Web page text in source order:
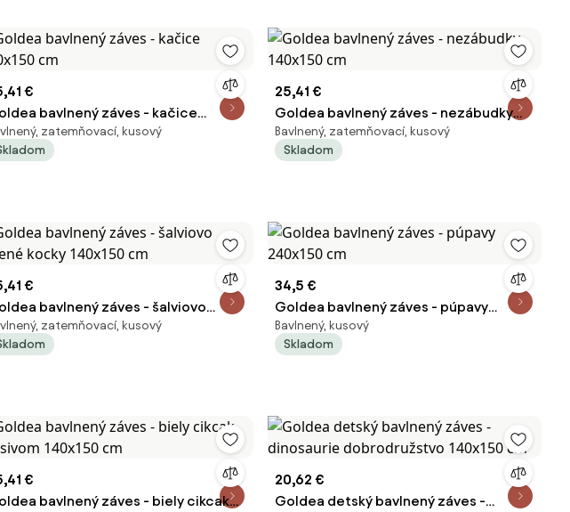
€
bavlnený záves - kačice
cm
zatemňovací, kusový
25,41 €
Goldea bavlnený záves - nezábudky
140x150 cm
Bavlnený, zatemňovací, kusový
Skladom
€
bavlnený záves - šalviovo
kocky 140x150 cm
zatemňovací, kusový
34,5 €
Goldea bavlnený záves - púpavy
240x150 cm
Bavlnený, kusový
Skladom
€
bavlnený záves - biely cikcak
20,62 €
Goldea detský bavlnený záves -